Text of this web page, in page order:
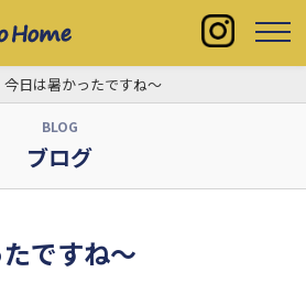
今日は暑かったですね〜
BLOG
ブログ
ですね〜